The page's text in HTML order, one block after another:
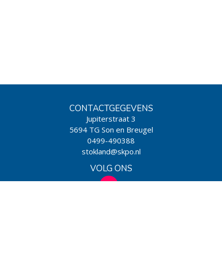
CONTACTGEGEVENS
Jupiterstraat 3
5694 TG Son en Breugel
0499-490388
stokland@skpo.nl
VOLG ONS